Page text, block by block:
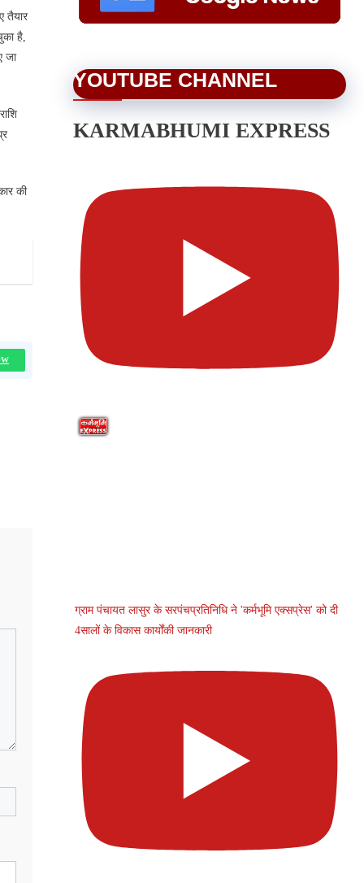
तैयार
है,
जा
की
YOUTUBE CHANNEL
KARMABHUMI EXPRESS
ग्राम पंचायत लासुर के सरपंचप्रतिनिधि ने 'कर्मभूमि एक्सप्रेस' को दी
4सालों के विकास कार्योंकी जानकारी